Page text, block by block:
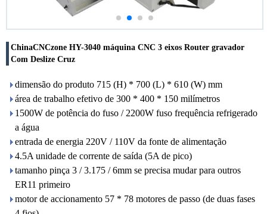
ChinaCNCzone HY-3040 máquina CNC 3 eixos Router gravador
Com Deslize Cruz
dimensão do produto 715 (H) * 700 (L) * 610 (W) mm
área de trabalho efetivo de 300 * 400 * 150 milímetros
1500W de potência do fuso / 2200W fuso frequência refrigerado
a água
entrada de energia 220V / 110V da fonte de alimentação
4.5A unidade de corrente de saída (5A de pico)
tamanho pinça 3 / 3.175 / 6mm se precisa mudar para outros
ER11 primeiro
motor de accionamento 57 * 78 motores de passo (de duas fases